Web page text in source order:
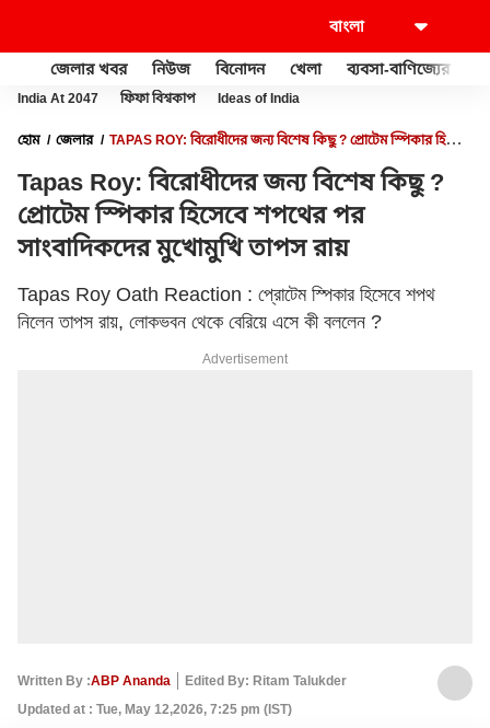
জেলার খবর নিউজ বিনোদন খেলা ব্যবসা-বাণিজ্যের
India At 2047 ফিফা বিশ্বকাপ Ideas of India
হোম জেলার
TAPAS ROY: বিরোধীদের জন্য বিশেষ কিছু ? প্রোটেম স্পিকার হিসেবে
Tapas Roy: বিরোধীদের জন্য বিশেষ কিছু ?
প্রোটেম স্পিকার হিসেবে শপথের পর
সাংবাদিকদের মুখোমুখি তাপস রায়
Tapas Roy Oath Reaction : প্রোটেম স্পিকার হিসেবে শপথ
নিলেন তাপস রায়, লোকভবন থেকে বেরিয়ে এসে কী বললেন ?
Advertisement
Written By :ABP Ananda
Edited By: Ritam Talukder
Updated at : Tue, May 12,2026, 7:25 pm (IST)